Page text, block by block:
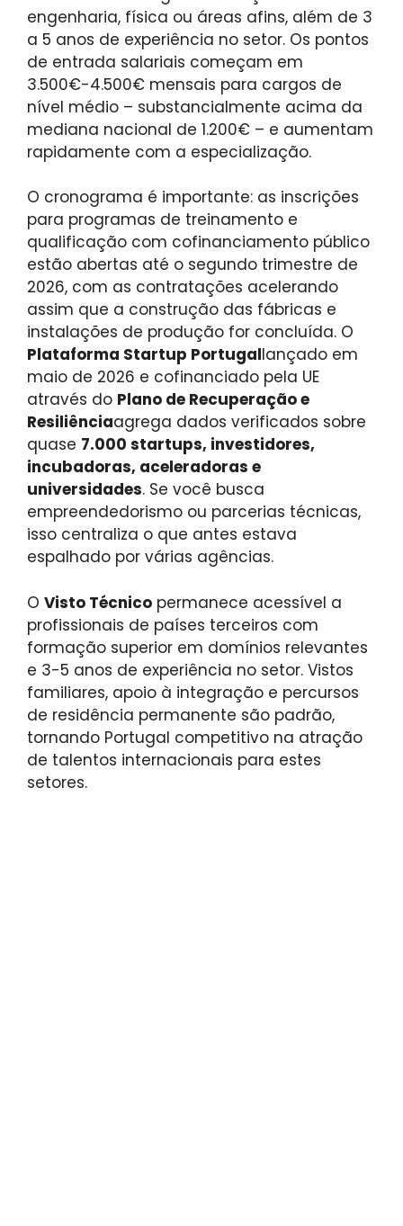
engenharia, física ou áreas afins, além de 3
a 5 anos de experiência no setor. Os pontos
de entrada salariais começam em
3.500€-4.500€ mensais para cargos de
nível médio – substancialmente acima da
mediana nacional de 1.200€ – e aumentam
rapidamente com a especialização.
O cronograma é importante: as inscrições
para programas de treinamento e
qualificação com cofinanciamento público
estão abertas até o segundo trimestre de
2026, com as contratações acelerando
assim que a construção das fábricas e
instalações de produção for concluída. O
Plataforma Startup Portugallançado em
maio de 2026 e cofinanciado pela UE
através do Plano de Recuperação e
Resiliênciaagrega dados verificados sobre
quase 7.000 startups, investidores,
incubadoras, aceleradoras e
universidades. Se você busca
empreendedorismo ou parcerias técnicas,
isso centraliza o que antes estava
espalhado por várias agências.
O Visto Técnico permanece acessível a
profissionais de países terceiros com
formação superior em domínios relevantes
e 3-5 anos de experiência no setor. Vistos
familiares, apoio à integração e percursos
de residência permanente são padrão,
tornando Portugal competitivo na atração
de talentos internacionais para estes
setores.